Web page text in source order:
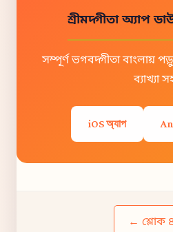
শ্রীমদ্গীতা অ্যাপ
সম্পূর্ণ ভগবদ্গীতা বাংলায়
ব্যাখ্যা
iOS অ্যাপ
← শ্লোক